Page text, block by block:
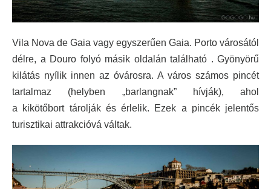
Vila Nova de Gaia vagy egyszerűen Gaia. Porto városától
délre, a Douro folyó másik oldalán található . Gyönyörű
kilátás nyílik innen az óvárosra. A város számos pincét
tartalmaz (helyben „barlangnak” hívják), ahol
a kikötőbort tárolják és érlelik. Ezek a pincék jelentős
turisztikai attrakcióvá váltak.